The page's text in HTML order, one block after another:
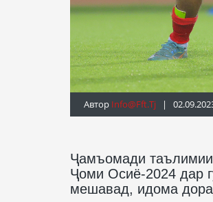
Автор Info@fft.tj |
Ҷамъомади таълимии
Ҷоми Осиё-2024 дар
мешавад, идома